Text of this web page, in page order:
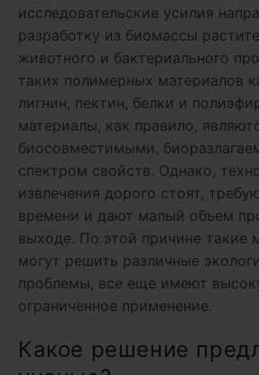
исследовательские усилия
разработку из биомассы
животного и бактериального
таких полимерных материалов
лигнин, пектин, белки и
материалы, как правило,
биосовместимыми,
спектром свойств. Однако,
извлечения дорого стоят,
времени и дают малый объем
выходе. По этой причине такие
могут решить различные
проблемы, все еще имеют
ограниченное применение.
Какое решение